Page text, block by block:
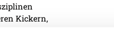
Kickern,